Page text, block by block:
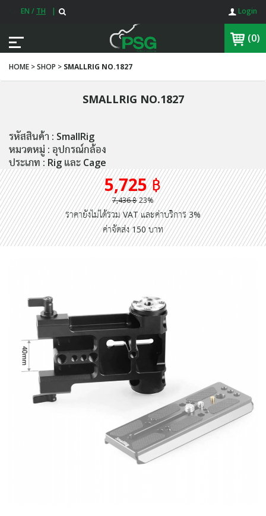
EN / TH | Login
(0)
HOME > SHOP > SMALLRIG NO.1827
SMALLRIG NO.1827
รหัสสินค้า : SmallRig
หมวดหมู่ : อุปกรณ์กล้อง
ประเภท : Rig และ Cage
5,725 ฿
7,436 ฿23%
ราคายังไม่ได้รวม VAT และค่าบริการ 3%
ค่าจัดส่ง 150 บาท